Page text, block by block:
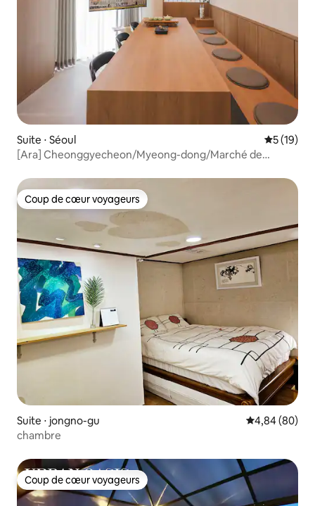
Suite ⋅ Séoul
5 (19)
[Ara] Cheonggyecheon/Myeong-dong/Marché de
premium/Ascenseur/Climatisation dans toutes les
chambres/Possibilité de consigne à bagages
Coup de cœur voyageurs
Coup de cœur voyageurs
Suite ⋅ jongno-gu Évaluation
4,84 (80)
chambre
Coup de cœur voyageurs
Coup de cœur voyageurs